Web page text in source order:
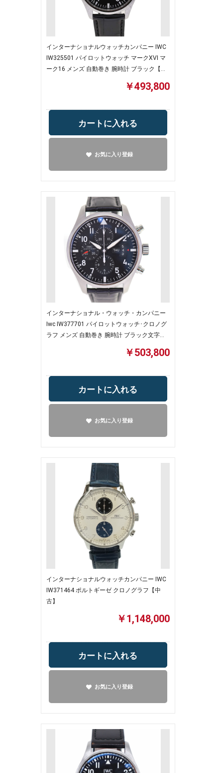
インターナショナルウォッチカンパニー IWC
IW325501 パイロットウォッチ マークXVI マ
ーク16 メンズ 自動巻き 腕時計 ブラック【中
￥493,800
カートに入れる
お気に入り登録
インターナショナル・ウォッチ・カンパニー
Iwc IW377701 パイロットウォッチ･クロノグ
ラフ メンズ 自動巻き 腕時計 ブラック文字盤
￥503,800
カートに入れる
お気に入り登録
インターナショナルウォッチカンパニー IWC
IW371464 ポルトギーゼ クロノグラフ【中
古】
￥1,148,000
カートに入れる
お気に入り登録